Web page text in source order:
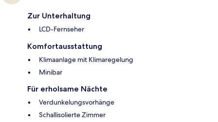
Zur Unterhaltung
LCD-Fernseher
Komfortausstattung
Klimaanlage mit Klimaregelung
Minibar
Für erholsame Nächte
Verdunkelungsvorhänge
Schallisolierte Zimmer